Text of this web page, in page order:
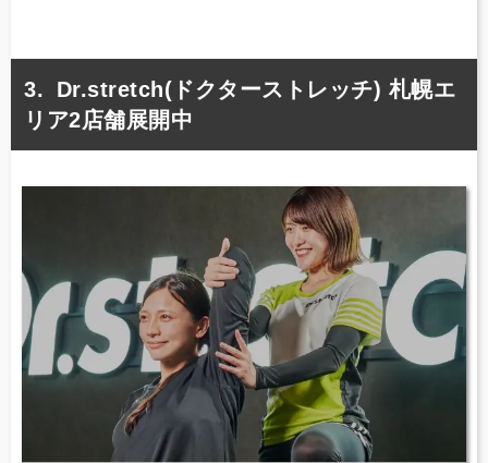
Dr.stretch(ドクターストレッチ) 札幌エ
リア2店舗展開中